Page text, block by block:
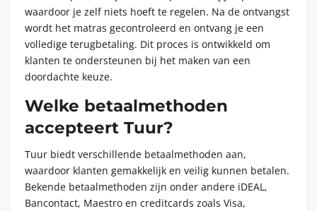
waardoor je zelf niets hoeft te regelen. Na de ontvangst
wordt het matras gecontroleerd en ontvang je een
volledige terugbetaling. Dit proces is ontwikkeld om
klanten te ondersteunen bij het maken van een
doordachte keuze.
Welke betaalmethoden
accepteert Tuur?
Tuur biedt verschillende betaalmethoden aan,
waardoor klanten gemakkelijk en veilig kunnen betalen.
Bekende betaalmethoden zijn onder andere iDEAL,
Bancontact, Maestro en creditcards zoals Visa,